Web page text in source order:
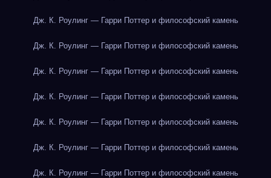
Дж. К. Роулинг — Гарри Поттер и философский камень
Дж. К. Роулинг — Гарри Поттер и философский камень
Дж. К. Роулинг — Гарри Поттер и философский камень
Дж. К. Роулинг — Гарри Поттер и философский камень
Дж. К. Роулинг — Гарри Поттер и философский камень
Дж. К. Роулинг — Гарри Поттер и философский камень
Дж. К. Роулинг — Гарри Поттер и философский камень